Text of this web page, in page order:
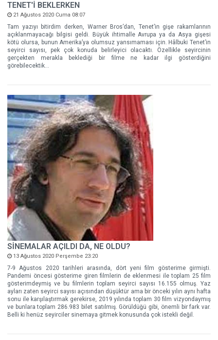
TENET'İ BEKLERKEN
21 Ağustos 2020 Cuma 08:07
Tam yazıyı bitirdim derken, Warner Bros’dan, Tenet’in gişe rakamlarının
açıklanmayacağı bilgisi geldi. Büyük ihtimalle Avrupa ya da Asya gişesi
kötü olursa, bunun Amerika’ya olumsuz yansımaması için. Hâlbuki Tenet’in
seyirci sayısı, pek çok konuda belirleyici olacaktı. Özellikle seyircinin
gerçekten merakla beklediği bir filme ne kadar ilgi gösterdiğini
görebilecektik...
SİNEMALAR AÇILDI DA, NE OLDU?
13 Ağustos 2020 Perşembe 23:20
7-9 Ağustos 2020 tarihleri arasında, dört yeni film gösterime girmişti.
Pandemi öncesi gösterime giren filmlerin de eklenmesi ile toplam 25 film
gösterimdeymiş ve bu filmlerin toplam seyirci sayısı 16.155 olmuş. Yaz
ayları zaten seyirci sayısı açısından düşüktür ama bir önceki yılın aynı hafta
sonu ile karşılaştırmak gerekirse, 2019 yılında toplam 30 film vizyondaymış
ve bunlara toplam 286.983 bilet satılmış. Görüldüğü gibi, önemli bir fark var.
Belli ki henüz seyirciler sinemaya gitmek konusunda çok istekli değil.